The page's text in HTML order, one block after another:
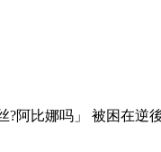
?阿比娜吗」 被困在逆